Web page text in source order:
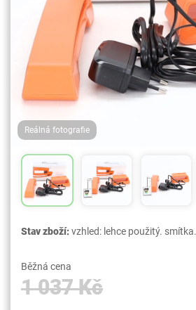
Reálná fotografie
Stav zboží:vzhled: lehce použitý. smítka.
Běžná cena
1 037 Kč